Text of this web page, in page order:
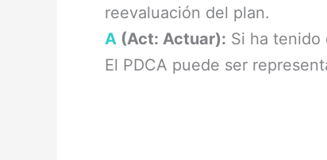
reevaluación del plan.
A (Act: Actuar): Si ha tenido
El PDCA puede ser